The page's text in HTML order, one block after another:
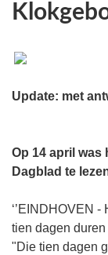
Update: met
Op 14 april
Dagblad te
‘’EINDHOVEN
tien dagen
"Die tien dagen